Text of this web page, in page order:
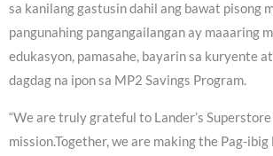
sa kanilang gastusin dahil ang bawat pisong
pangunahing pangangailangan ay maaaring
edukasyon, pamasahe, bayarin sa kuryente
dagdag na ipon sa MP2 Savings Program.
“We are truly grateful to Lander’s
mission.Together, we are making the Pag-